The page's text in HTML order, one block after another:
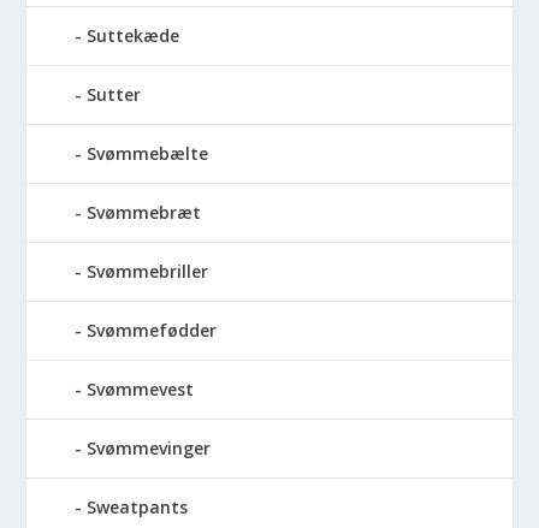
Suttekæde
Sutter
Svømmebælte
Svømmebræt
Svømmebriller
Svømmefødder
Svømmevest
Svømmevinger
Sweatpants